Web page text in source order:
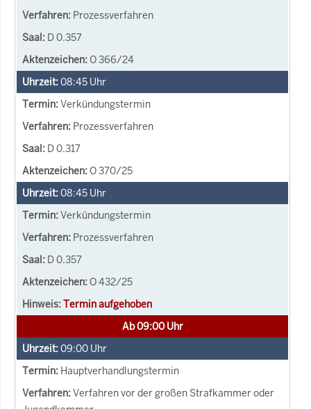
Prozessverfahren
D 0.357
O 366/24
08:45 Uhr
Verkündungstermin
Prozessverfahren
D 0.317
O 370/25
08:45 Uhr
Verkündungstermin
Prozessverfahren
D 0.357
O 432/25
Termin aufgehoben
Ab 09:00 Uhr
09:00 Uhr
Hauptverhandlungstermin
Verfahren vor der großen Strafkammer oder